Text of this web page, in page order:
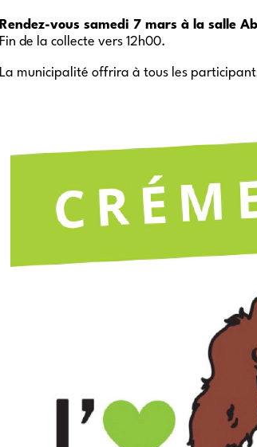
Rendez-vous samedi 7 mars à la salle
Fin de la collecte vers 12h00.
La municipalité offrira à tous les